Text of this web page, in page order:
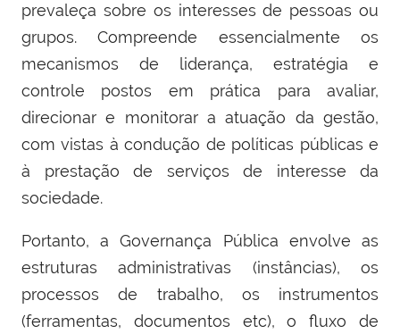
prevaleça sobre os interesses de pessoas ou
grupos. Compreende essencialmente os
mecanismos de liderança, estratégia e
controle postos em prática para avaliar,
direcionar e monitorar a atuação da gestão,
com vistas à condução de políticas públicas e
à prestação de serviços de interesse da
sociedade.
Portanto, a Governança Pública envolve as
estruturas administrativas (instâncias), os
processos de trabalho, os instrumentos
(ferramentas, documentos etc), o fluxo de